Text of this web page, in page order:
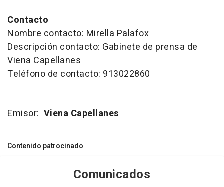
Contacto
Nombre contacto: Mirella Palafox
Descripción contacto: Gabinete de prensa de
Viena Capellanes
Teléfono de contacto: 913022860
Emisor: Viena Capellanes
Contenido patrocinado
Comunicados